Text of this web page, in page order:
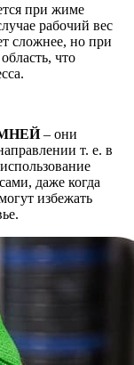
при жиме
рабочий вес
сложнее, но при
что
– они
т. е. в
даже когда
избежать